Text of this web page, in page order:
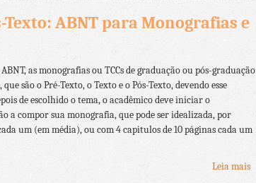
Texto: ABNT para Monografias e
as monografias ou TCCs de graduação ou pós-graduação
são o Pré-Texto, o Texto e o Pós-Texto, devendo esse
de escolhido o tema, o acadêmico deve iniciar o
a compor sua monografia, que pode ser idealizada, por
um (em média), ou com 4 capitulos de 10 páginas cada um
Leia mais